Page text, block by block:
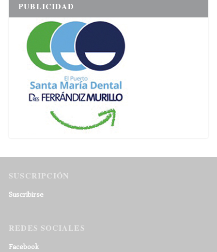
PUBLICIDAD
SUSCRIPCIÓN
Suscribirse
REDES SOCIALES
Facebook